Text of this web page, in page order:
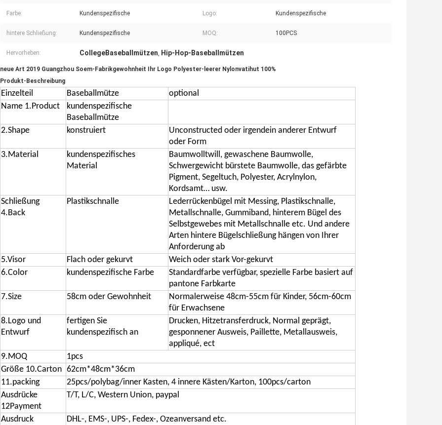
Farbe: Kundenspezifische Logo: Kundenspezifische
hintere Schließung: Kundenspezifische MOQ: 100PCS
Hervorheben: CollegeBaseballmützen, Hip-Hop-Baseballmützen
neue Art 2019 Guangzhou Soem-Fabrikgewohnheit Ihr Logo Polyester-leerer Nylonvatihut 100%
Produkt-Beschreibung
Einzelteil Baseballmütze
optional
Name 1.Product
kundenspezifische
Baseballmütze
2.Shape
konstruiert
Unconstructed oder irgendein anderer Entwurf
oder Form
3.Material
kundenspezifisches
Material
Baumwolltwill, gewaschene Baumwolle,
Schwergewicht bürstete Baumwolle, das gefärbte
Pigment, Segeltuch, Polyester, Acrylnylon,
Kordsamt… usw.
Schließung
4.Back
Plastikschnalle
Lederrückenbügel mit Messing, Plastikschnalle,
Metallschnalle, Gummiband, hinterem Bügel des
Selbstgewebes mit Metallschnalle etc. Und andere
Arten hintere Bügelschließung hängen von Ihrer
Anforderung ab
5.Visor
Flach oder gekurvt
Weich oder stark Vor-gekurvt
6.Color
kundenspezifische Farbe
Standardfarbe verfügbar, spezielle Farbe basiert auf
pantone Farbkarte
7.Size
58cm oder Gewohnheit
Normalerweise 48cm-55cm für Kinder, 56cm-60cm
für Erwachsene
8.Logo und
Entwurf
fertigen Sie
kundenspezifisch an
Drucken, Hitzetransferdruck, Normal geprägt,
gesponnener Ausweis, Paillette, Metallausweis,
appliqué, ect
9.MOQ
1pcs
Größe 10.Carton 62cm*48cm*36cm
11.packing
25pcs/polybag/inner Kasten, 4 innere Kästen/Karton, 100pcs/carton
Ausdrücke
12Payment
T/T, L/C, Western Union, paypal
Ausdruck
DHL-, EMS-, UPS-, Fedex-, Ozeanversand etc.